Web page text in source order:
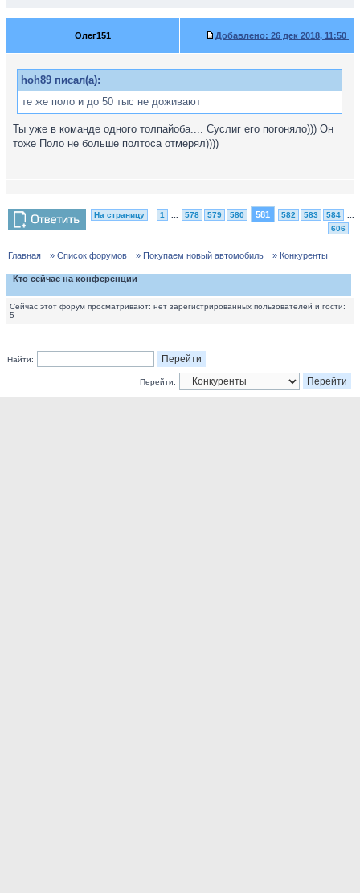
Олег151 Добавлено: 26 дек 2018, 11:50
hoh89 писал(а):
те же поло и до 50 тыс не доживают
Ты уже в команде одного толпайоба.... Суслиг его погоняло))) Он
тоже Поло не больше полтоса отмерял))))
На страницу 1 578 579 580 581 582 583 584
606
Главная » Список форумов » Покупаем новый автомобиль » Конкуренты
Кто сейчас на конференции
Сейчас этот форум просматривают: нет зарегистрированных пользователей и гости:
5
Найти:
Перейти: